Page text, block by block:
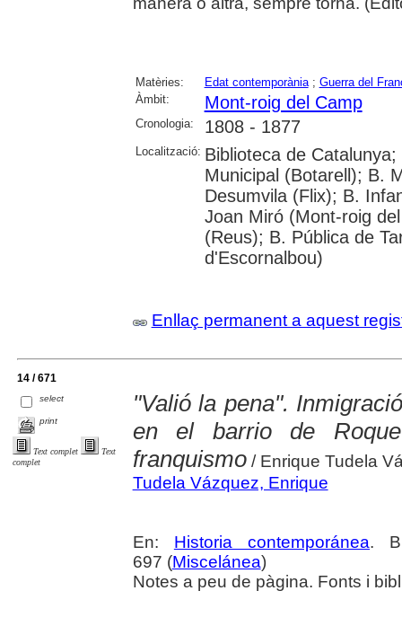
Matèries: Edat contemporània; Guerra del
Àmbit:
Mont-roig del Camp
Cronologia: 1808 - 1877
Localització: Biblioteca de
Municipal (Botarell); B.
Desumvila (Flix); B.
Joan Miró (Mont-roig
(Reus); B. Pública de
d'Escornalbou)
Enllaç permanent a aquest
14 / 671
select
print
Text complet
Text
complet
"Valió la pena".
en el barrio de
franquismo/ Enrique Tudela
Tudela Vázquez, Enrique
En: Historia contemporánea.
697 (Miscelánea)
Notes a peu de pàgina. Fonts i